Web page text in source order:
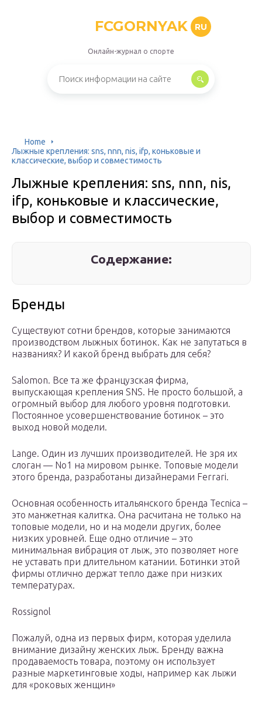
FCGORNYAK RU
Онлайн-журнал о спорте
Home
Лыжные крепления: sns, nnn, nis, ifp, коньковые и
классические, выбор и совместимость
Лыжные крепления: sns, nnn, nis,
ifp, коньковые и классические,
выбор и совместимость
Содержание:
Бренды
Существуют сотни брендов, которые занимаются
производством лыжных ботинок. Как не запутаться в
названиях? И какой бренд выбрать для себя?
Salomon. Все та же французская фирма,
выпускающая крепления SNS. Не просто большой, а
огромный выбор для любого уровня подготовки.
Постоянное усовершенствование ботинок – это
выход новой модели.
Lange. Один из лучших производителей. Не зря их
слоган — No1 на мировом рынке. Топовые модели
этого бренда, разработаны дизайнерами Ferrari.
Основная особенность итальянского бренда Tecnica –
это манжетная калитка. Она расчитана не только на
топовые модели, но и на модели других, более
низких уровней. Еще одно отличие – это
минимальная вибрация от лыж, это позволяет ноге
не уставать при длительном катании. Ботинки этой
фирмы отлично держат тепло даже при низких
температурах.
Rossignol
Пожалуй, одна из первых фирм, которая уделила
внимание дизайну женских лыж. Бренду важна
продаваемость товара, поэтому он использует
разные маркетинговые ходы, например как лыжи
для «роковых женщин»